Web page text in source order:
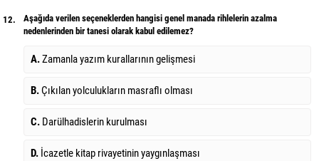
12.
Aşağıda verilen seçeneklerden hangisi genel manada rihlelerin azalma
nedenlerinden bir tanesi olarak kabul edilemez?
A.Zamanla yazım kurallarının gelişmesi
B.Çıkılan yolculukların masraflı olması
C. Darülhadislerin kurulması
D. İcazetle kitap rivayetinin yaygınlaşması